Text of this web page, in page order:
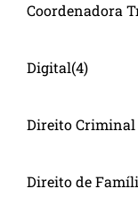
Coordenadora
Digital(4)
Direito Criminal
Direito de